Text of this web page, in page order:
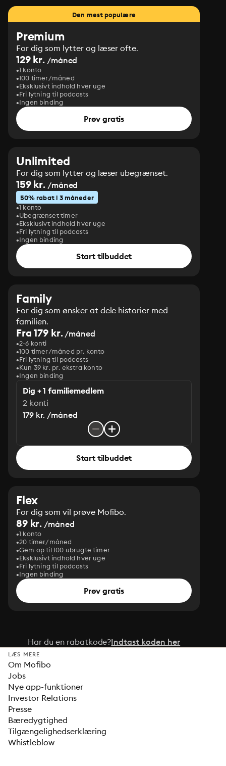
Den mest populære
Premium
For dig som lytter og læser ofte.
129 kr. /måned
1 konto
100 timer/måned
Eksklusivt indhold hver uge
Fri lytning til podcasts
Ingen binding
Prøv gratis
Unlimited
For dig som lytter og læser ubegrænset.
159 kr. /måned
50% rabat i 3 måneder
1 konto
Ubegrænset timer
Eksklusivt indhold hver uge
Fri lytning til podcasts
Ingen binding
Start tilbuddet
Family
For dig som ønsker at dele historier med
familien.
Fra 179 kr./måned
2-6 konti
100 timer/måned pr. konto
Fri lytning til podcasts
Kun 39 kr. pr. ekstra konto
Ingen binding
Dig + 1 familiemedlem
2 konti
179 kr. /måned
Start tilbuddet
Flex
For dig som vil prøve Mofibo.
89 kr. /måned
1 konto
20 timer/måned
Gem op til 100 ubrugte timer
Eksklusivt indhold hver uge
Fri lytning til podcasts
Ingen binding
Prøv gratis
Har du en rabatkode?Indtast koden her
LÆS MERE
Om Mofibo
Jobs
Nye app-funktioner
Investor Relations
Presse
Bæredygtighed
Tilgængelighedserklæring
Whistleblow